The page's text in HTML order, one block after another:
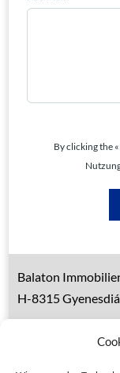
By clicking the
Balaton
H-8315
Handy 1: 0036 30